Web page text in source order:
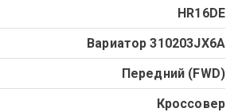
HR16DE
Вариатор 310203JX6A
Передний (FWD)
Кроссовер